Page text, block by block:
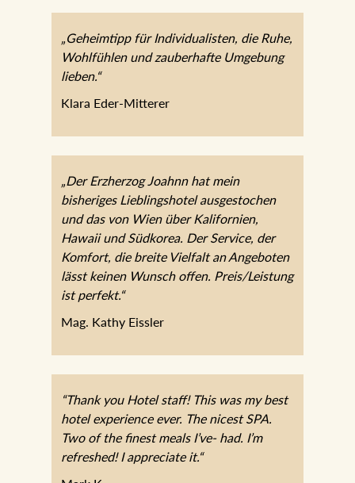
„Geheimtipp für Individualisten, die Ruhe,
Wohlfühlen und zauberhafte Umgebung
lieben.“
„Der Erzherzog Joahnn hat mein
bisheriges Lieblingshotel ausgestochen
und das von Wien über Kalifornien,
Hawaii und Südkorea. Der Service, der
lässt keinen Wunsch offen.
Preis/Leistung ist perfekt.“
Mag. Kathy Eissler
“Thank you Hotel staff! This was my best
hotel experience ever. The nicest SPA.